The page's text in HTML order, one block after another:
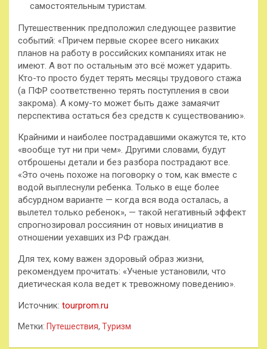
самостоятельным туристам.
Путешественник предположил следующее развитие
событий: «Причем первые скорее всего никаких
планов на работу в российских компаниях итак не
имеют. А вот по остальным это всё может ударить.
Кто-то просто будет терять месяцы трудового стажа
(а ПФР соответственно терять поступления в свои
закрома). А кому-то может быть даже замаячит
перспектива остаться без средств к существованию».
Крайними и наиболее пострадавшими окажутся те, кто
«вообще тут ни при чем». Другими словами, будут
отброшены детали и без разбора пострадают все.
«Это очень похоже на поговорку о том, как вместе с
водой выплеснули ребенка. Только в еще более
абсурдном варианте — когда вся вода осталась, а
вылетел только ребенок», — такой негативный эффект
спрогнозировал россиянин от новых инициатив в
отношении уехавших из РФ граждан.
Для тех, кому важен здоровый образ жизни,
рекомендуем прочитать: «Ученые установили, что
диетическая кола ведет к тревожному поведению».
Источник: tourprom.ru
Метки: Путешествия, Туризм